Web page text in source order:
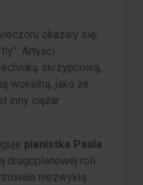
okazały się;
Artyści
skrzypcową,
wokalną, jako że
inny ciężar
pianistka Paula
drugoplanowej roli
niezwykłą